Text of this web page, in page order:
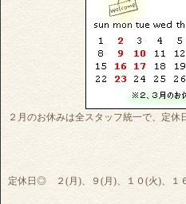
２月のお休みは全スタッフ統一で、定休
定休日◎ ２(月)、９(月)、１０(火)、１